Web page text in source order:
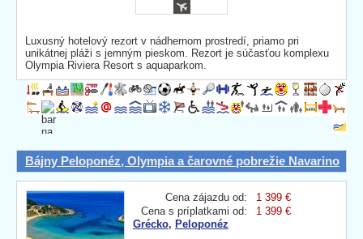
Luxusný hotelový rezort v nádhernom prostredí, priamo pri
unikátnej pláži s jemným pieskom. Rezort je súčasťou komplexu
Olympia Riviera Resort s aquaparkom.
Bájny Peloponéz, Olympia a čarovné pobrežie Navarino
Cena zájazdu od:
1 399 €
Cena s príplatkami od:
1 399 €
Grécko, Peloponéz